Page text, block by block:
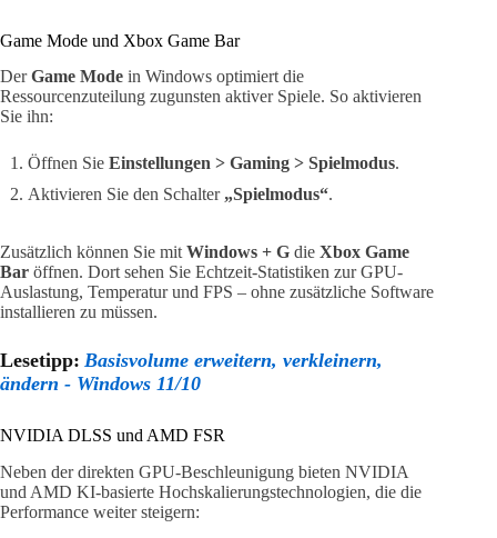
Game Mode und Xbox Game Bar
DerGame Mode in Windows optimiert die
Ressourcenzuteilung zugunsten aktiver Spiele. So aktivieren
Sie ihn:
Öffnen Sie Einstellungen > Gaming > Spielmodus.
Aktivieren Sie den Schalter „Spielmodus“.
Zusätzlich können Sie mitWindows + G die Xbox Game
Bar öffnen. Dort sehen Sie Echtzeit-Statistiken zur GPU-
Auslastung, Temperatur und FPS – ohne zusätzliche Software
installieren zu müssen.
Lesetipp: Basisvolume erweitern, verkleinern,
ändern - Windows 11/10
NVIDIA DLSS und AMD FSR
Neben der direkten GPU-Beschleunigung bieten NVIDIA
und AMD KI-basierte Hochskalierungstechnologien, die die
Performance weiter steigern: